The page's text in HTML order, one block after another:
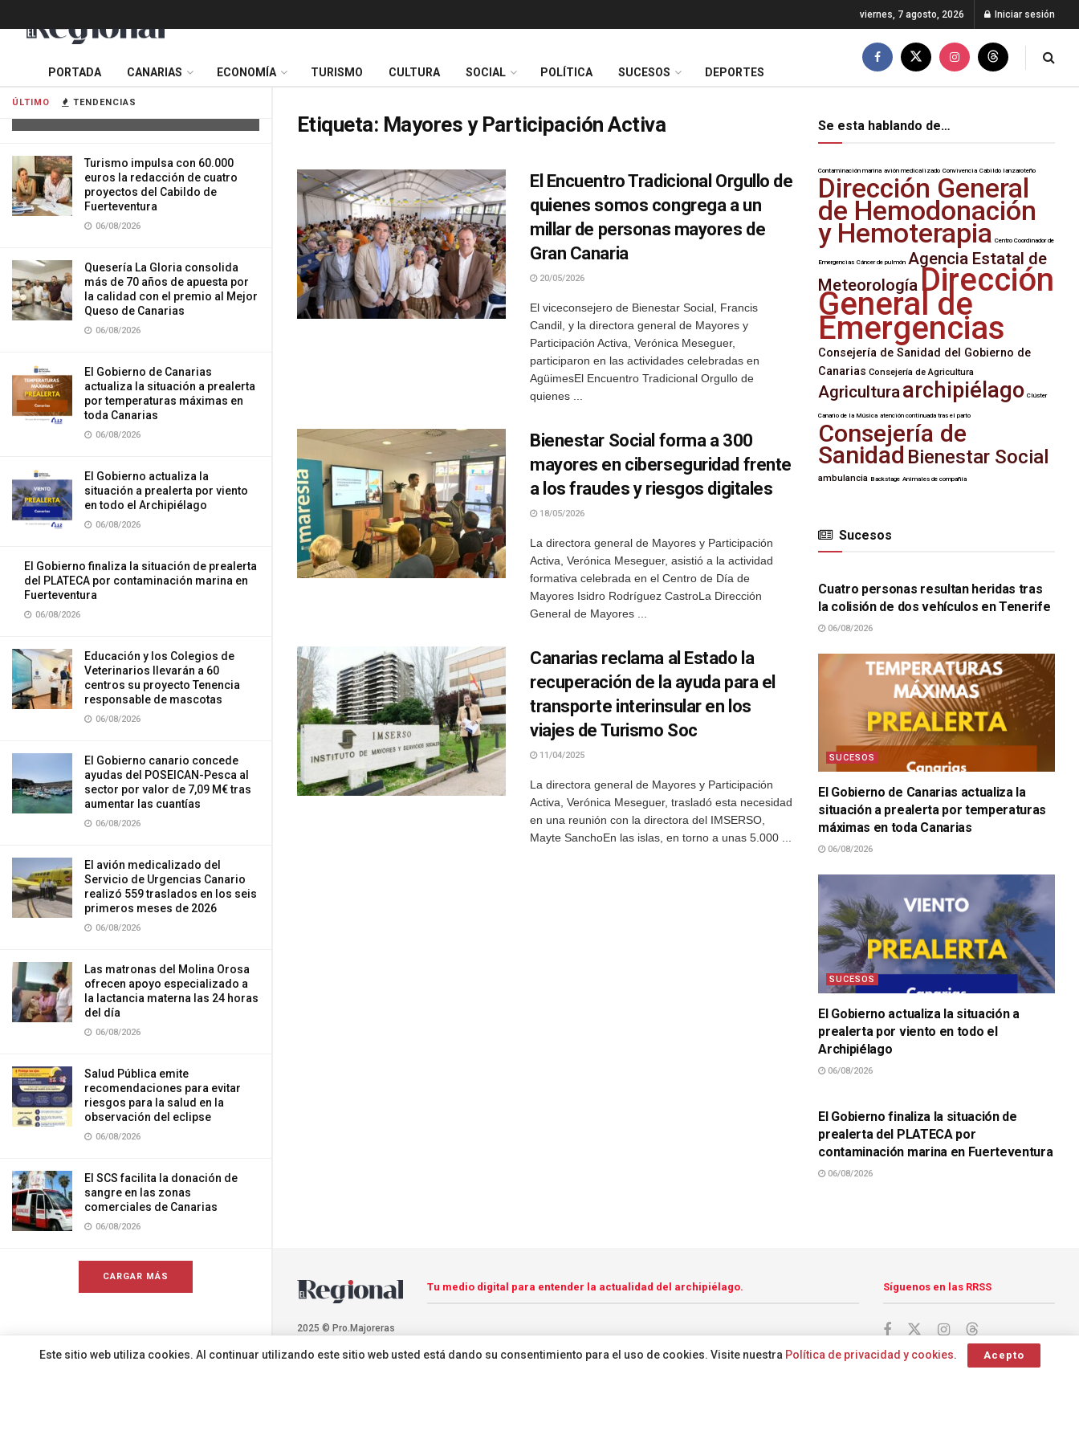
ÚLTIMO TENDENCIAS
la colisión de dos vehículos en
Turismo impulsa con 60.000
euros la redacción de cuatro
proyectos del Cabildo de
Fuerteventura
06/08/2026
Quesería La Gloria consolida
más de 70 años de apuesta por
la calidad con el premio al Mejor
Queso de Canarias
06/08/2026
El Gobierno de Canarias
actualiza la situación a prealerta
por temperaturas máximas en
toda Canarias
06/08/2026
El Gobierno actualiza la
situación a prealerta por viento
en todo el Archipiélago
06/08/2026
El Gobierno finaliza la situación de prealerta
del PLATECA por contaminación marina en
Fuerteventura
06/08/2026
Educación y los Colegios de
Veterinarios llevarán a 60
centros su proyecto Tenencia
responsable de mascotas
06/08/2026
El Gobierno canario concede
ayudas del POSEICAN-Pesca al
sector por valor de 7,09 M€ tras
aumentar las cuantías
06/08/2026
El avión medicalizado del
Servicio de Urgencias Canario
realizó 559 traslados en los seis
primeros meses de 2026
06/08/2026
Las matronas del Molina Orosa
ofrecen apoyo especializado a
la lactancia materna las 24 horas
del día
06/08/2026
Salud Pública emite
recomendaciones para evitar
riesgos para la salud en la
observación del eclipse
06/08/2026
El SCS facilita la donación de
sangre en las zonas
comerciales de Canarias
06/08/2026
CARGAR MÁS
viernes, 7 agosto, 2026 Iniciar sesión
PORTADA CANARIAS ECONOMÍA TURISMO CULTURA SOCIAL POLÍTICA SUCESOS DEPORTES
Etiqueta: Mayores y Participación Activa
El Encuentro Tradicional Orgullo de
quienes somos congrega a un
millar de personas mayores de
Gran Canaria
20/05/2026
El viceconsejero de Bienestar Social, Francis
Candil, y la directora general de Mayores y
Participación Activa, Verónica Meseguer,
participaron en las actividades celebradas en
AgüimesEl Encuentro Tradicional Orgullo de
quienes ...
Bienestar Social forma a 300
mayores en ciberseguridad frente
a los fraudes y riesgos digitales
18/05/2026
La directora general de Mayores y Participación
Activa, Verónica Meseguer, asistió a la actividad
formativa celebrada en el Centro de Día de
Mayores Isidro Rodríguez CastroLa Dirección
General de Mayores ...
Canarias reclama al Estado la
recuperación de la ayuda para el
transporte interinsular en los
viajes de Turismo Soc
11/04/2025
La directora general de Mayores y Participación
Activa, Verónica Meseguer, trasladó esta necesidad
en una reunión con la directora del IMSERSO,
Mayte SanchoEn las islas, en torno a unas 5.000 ...
Se esta hablando de…
Contaminación marina avión medicalizado Convivencia Cabildo lanzaroteño
Dirección General
de Hemodonación
y Hemoterapia Centro Coordinador de
Emergencias Cáncer de pulmón Agencia Estatal de
Meteorología Dirección
General de
Emergencias
Consejería de Sanidad del Gobierno de
Canarias Consejería de Agricultura
Agriculturaarchipiélago Clúster
Canario de la Música atención continuada tras el parto
Consejería de
Sanidad Bienestar Social
ambulancia Backstage Animales de compañía
Sucesos
SUCESOS
Cuatro personas resultan heridas tras
la colisión de dos vehículos en Tenerife
06/08/2026
SUCESOS
El Gobierno de Canarias actualiza la
situación a prealerta por temperaturas
máximas en toda Canarias
06/08/2026
SUCESOS
El Gobierno actualiza la situación a
prealerta por viento en todo el
Archipiélago
06/08/2026
El Gobierno finaliza la situación de
prealerta del PLATECA por
contaminación marina en Fuerteventura
06/08/2026
2025 © Pro.Majoreras
Tu medio digital para entender la actualidad del archipiélago. Síguenos en las RRSS
Este sitio web utiliza cookies. Al continuar utilizando este sitio web usted está dando su consentimiento para el uso de cookies. Visite nuestra Política de privacidad y cookies. Acepto